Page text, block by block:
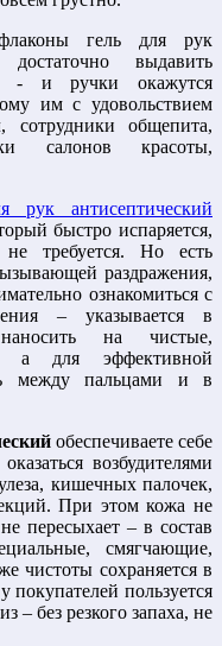
гель для рук
выдавить
- и ручки окажутся
им с удовольствием
сотрудники общепита,
салонов красоты,
рук антисептический
быстро испаряется,
требуется. Но есть
раздражения,
ознакомиться с
– указывается в
на чистые,
а для эффективной
между пальцами и в
обеспечиваете себе
возбудителями
кишечных палочек,
При этом кожа не
пересыхает – в состав
смягчающие,
чистоты сохраняется в
покупателей пользуется
– без резкого запаха, не